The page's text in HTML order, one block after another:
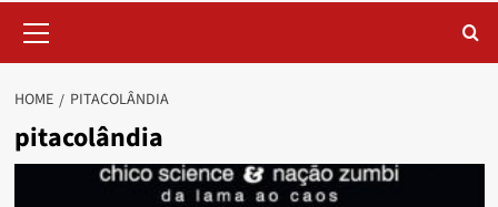
Menu
HOME PITACOLÂNDIA
pitacolândia